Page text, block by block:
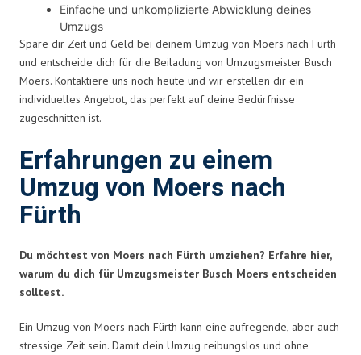
Einfache und unkomplizierte Abwicklung deines
Umzugs
Spare dir Zeit und Geld bei deinem Umzug von Moers nach Fürth
und entscheide dich für die Beiladung von Umzugsmeister Busch
Moers. Kontaktiere uns noch heute und wir erstellen dir ein
individuelles Angebot, das perfekt auf deine Bedürfnisse
zugeschnitten ist.
Erfahrungen zu einem
Umzug von Moers nach
Fürth
Du möchtest von Moers nach Fürth umziehen? Erfahre hier,
warum du dich für Umzugsmeister Busch Moers entscheiden
solltest.
Ein Umzug von Moers nach Fürth kann eine aufregende, aber auch
stressige Zeit sein. Damit dein Umzug reibungslos und ohne